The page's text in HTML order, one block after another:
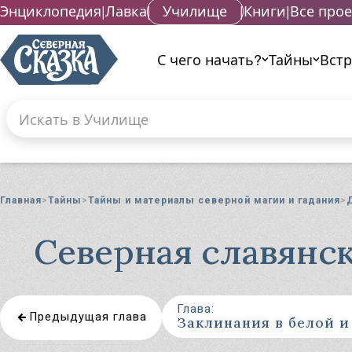
Энциклопедия|Лавка| Училище |Книги|Все
С чего начать? Тайны
Поиск по сайту
Введите текст и нажмите кнопку «Найти»,
Главная Тайны Тайны и материалы северной магии и гадания
Северная
Предыдущая глава
Глава: